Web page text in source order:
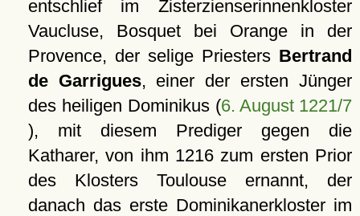
entschlief im Zisterzienserinnenkloster
Vaucluse, Bosquet bei Orange in der
Provence, der selige Priesters Bertrand
de Garrigues, einer der ersten Jünger
des heiligen Dominikus (6. August 1221/7
), mit diesem Prediger gegen die
Katharer, von ihm 1216 zum ersten Prior
des Klosters Toulouse ernannt, der
danach das erste Dominikanerkloster im